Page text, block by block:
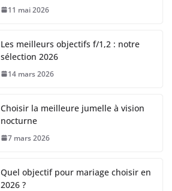
11 mai 2026
Les meilleurs objectifs f/1,2 : notre
sélection 2026
14 mars 2026
Choisir la meilleure jumelle à vision
nocturne
7 mars 2026
Quel objectif pour mariage choisir en
2026 ?